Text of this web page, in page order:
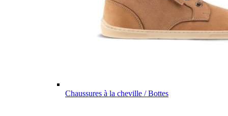
Chaussures à la cheville / Bottes